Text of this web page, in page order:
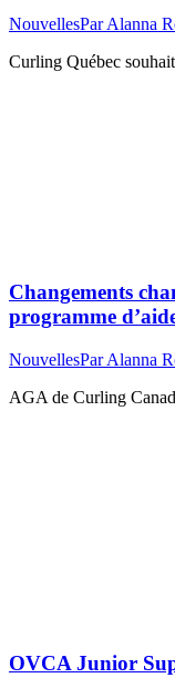
NouvellesParAlanna
Curling Québec
Changements
programme
NouvellesParAlanna
AGA de Curling
OVCA Junior